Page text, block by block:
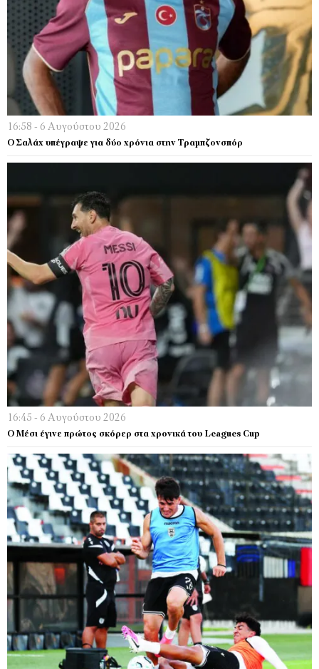
16:58 - 6 Αυγούστου 2026
Ο Σαλάχ υπέγραψε για δύο χρόνια στην Τραμπζονσπόρ
16:45 - 6 Αυγούστου 2026
Ο Μέσι έγινε πρώτος σκόρερ στα χρονικά του Leagues Cup